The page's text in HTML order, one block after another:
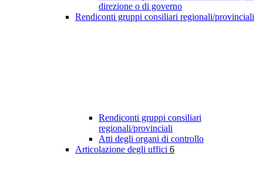
direzione o di governo
Rendiconti gruppi consiliari regionali/provinciali
Rendiconti gruppi consiliari
regionali/provinciali
Atti degli organi di controllo
Articolazione degli uffici 6